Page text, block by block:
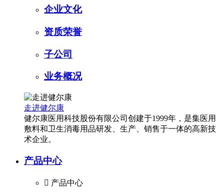
企业文化
资质荣誉
子公司
业务概况
走进健尔康
健尔康医用科技股份有限公司创建于1999年，是集医用
敷料和卫生消毒用品研发、生产、销售于一体的高新技
术企业。
产品中心
 产品中心